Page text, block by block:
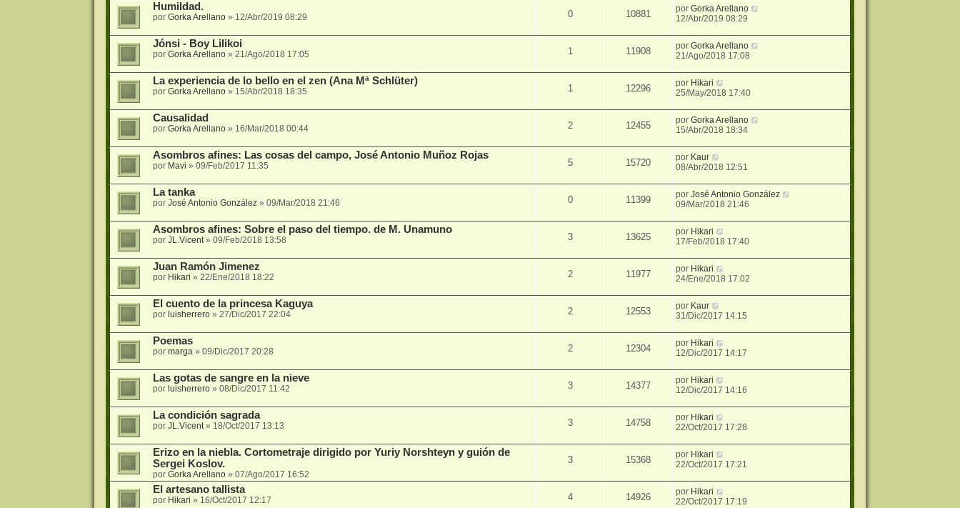
Humildad.
por Gorka Arellano» 12/Abr/2019 08:29 0 10881 porGorka Arellano
12/Abr/2019 08:29
Jónsi - Boy Lilikoi
por Gorka Arellano» 21/Ago/2018 17:05 1 11908 porGorka Arellano
21/Ago/2018 17:08
La experiencia de lo bello en el zen (Ana Mª Schlüter)
por Gorka Arellano» 15/Abr/2018 18:35 1 12296 por Hikari
25/May/2018 17:40
Causalidad
por Gorka Arellano» 16/Mar/2018 00:44 2 12455 porGorka Arellano
15/Abr/2018 18:34
Asombros afines: Las cosas del campo, José Antonio Muñoz Rojas
por Mavi » 09/Feb/2017 11:35 5 15720 por Kaur
08/Abr/2018 12:51
La tanka
por José Antonio González» 09/Mar/2018 21:46 0 11399 porJosé Antonio González
09/Mar/2018 21:46
Asombros afines: Sobre el paso del tiempo. de M. Unamuno
por JL.Vicent» 09/Feb/2018 13:58 3 13625 por Hikari
17/Feb/2018 17:40
Juan Ramón Jimenez
por Hikari » 22/Ene/2018 18:22 2 11977 por Hikari
24/Ene/2018 17:02
El cuento de la princesa Kaguya
por luisherrero» 27/Dic/2017 22:04 2 12553 por Kaur
31/Dic/2017 14:15
Poemas
por marga» 09/Dic/2017 20:28 2 12304 por Hikari
12/Dic/2017 14:17
Las gotas de sangre en la nieve
por luisherrero» 08/Dic/2017 11:42 3 14377 por Hikari
12/Dic/2017 14:16
La condición sagrada
por JL.Vicent» 18/Oct/2017 13:13 3 14758 por Hikari
22/Oct/2017 17:28
Erizo en la niebla. Cortometraje dirigido por Yuriy Norshteyn y guión de
Sergei Koslov.
por Gorka Arellano» 07/Ago/2017 16:52
3 15368 por Hikari
22/Oct/2017 17:21
El artesano tallista
por Hikari » 16/Oct/2017 12:17 4 14926 por Hikari
22/Oct/2017 17:19